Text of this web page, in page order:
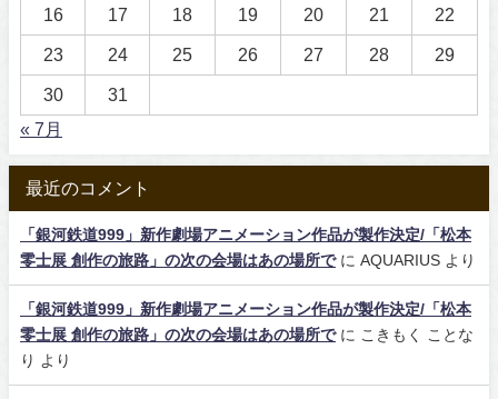
16 17 18 19 20 21 22
23 24 25 26 27 28 29
30
31
« 7月
最近のコメント
「銀河鉄道999」新作劇場アニメーション作品が製作決定/「松本
零士展 創作の旅路」の次の会場はあの場所でに AQUARIUS より
「銀河鉄道999」新作劇場アニメーション作品が製作決定/「松本
零士展 創作の旅路」の次の会場はあの場所でに
こきもく ことな
り
より